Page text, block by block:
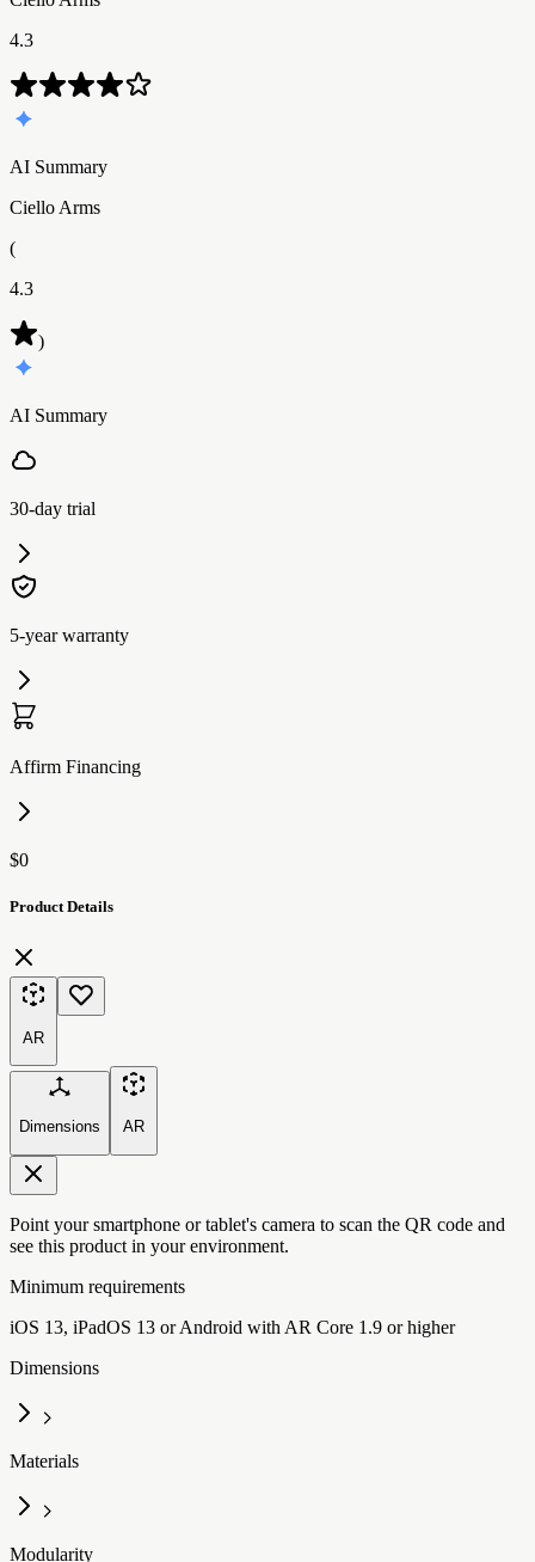
4.3
AI Summary
Ciello Arms
(
4.3
)
AI Summary
30-day trial
5-year warranty
Affirm Financing
$0
Product Details
AR
Dimensions AR
Point your smartphone or tablet's camera to scan the QR code and
see this product in your environment.
Minimum requirements
iOS 13, iPadOS 13 or Android with AR Core 1.9 or higher
Dimensions
Materials
Modularity